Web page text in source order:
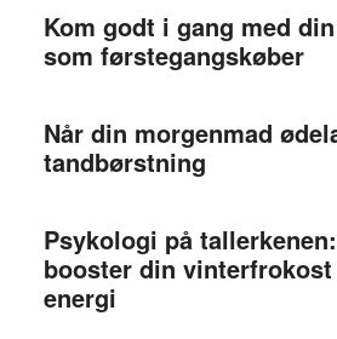
Kom godt i gang med
som førstegangskøber
Når din morgenmad
tandbørstning
Psykologi på
booster din
energi